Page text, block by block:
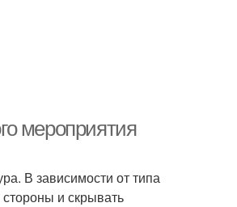
мероприятия
В зависимости от типа
и скрывать